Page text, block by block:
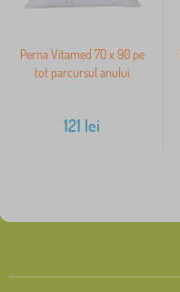
Perna Vitamed 70 x 90 pe
tot parcursul anului
121 lei